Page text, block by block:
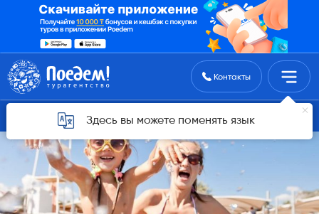
Поиск туровКонтакты
Здесь вы можете поменять язык
Горящие туры для Алматы